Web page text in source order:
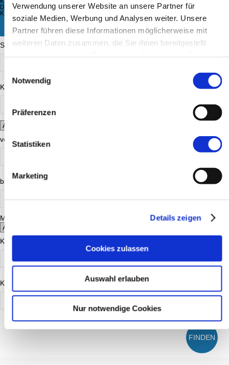
Verwendung unserer Website an unsere Partner für
soziale Medien, Werbung und Analysen weiter. Unsere
Partner führen diese Informationen möglicherweise mit
weiteren Daten zusammen, die Sie ihnen bereitgestellt
Notwendig
Präferenzen
Statistiken
Marketing
Details zeigen
Cookies zulassen
Auswahl erlauben
Nur notwendige Cookies
DOZENT
KURSGEBÜHR
KURSE MIT FREIEN PLÄTZEN
Stichwortsuche
Kursnummer
von
bis
Mo. So.
Kursgebühr ab
Kursgebühr bis
FINDEN